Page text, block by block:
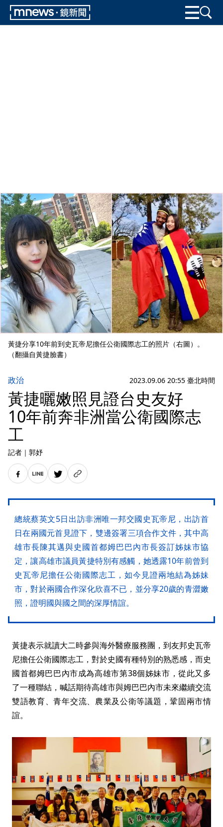
黃捷分享10年前到史瓦帝尼擔任公衛國際志工的照片（右圖）。
（翻攝自黃捷臉書）
政治 2023.09.06 20:55 臺北時間
黃捷曬嫩照見證台史友好
10年前奔非洲當公衛國際志
工
記者 ｜ 郭妤
總統蔡英文5日出訪非洲唯一邦交國史瓦帝尼，出訪首
日在兩國元首見證下，雙邊簽署三項合作文件，其中高
雄市長陳其邁與史國首都姆巴巴內市長簽訂姊妹市協
定，讓高雄市議員黃捷特別有感觸，她透露10年前曾到
史瓦帝尼擔任公衛國際志工，如今見證兩地結為姊妹
市，對於兩國合作深化欣喜不已，並分享20歲的青澀嫩
照，證明國與國之間的深厚情誼。
黃捷表示就讀大二時參與海外醫療服務團，到友邦史瓦帝
尼擔任公衛國際志工，對於史國有種特別的熟悉感，而史
國首都姆巴巴內市成為高雄市第38個姊妹市，從此又多
了一種聯結，喊話期待高雄市與姆巴巴內市未來繼續交流
雙語教育、青年交流、農業及公衛等議題，鞏固兩市情
誼。